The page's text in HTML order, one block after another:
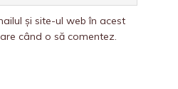
și site-ul web în acest
când o să comentez.